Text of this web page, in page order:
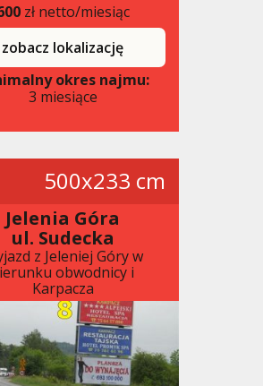
zł netto/miesiąc
zobacz lokalizację
okres najmu:
3 miesiące
500x233 cm
Jelenia Góra
ul. Sudecka
z Jeleniej Góry w
obwodnicy i
Karpacza